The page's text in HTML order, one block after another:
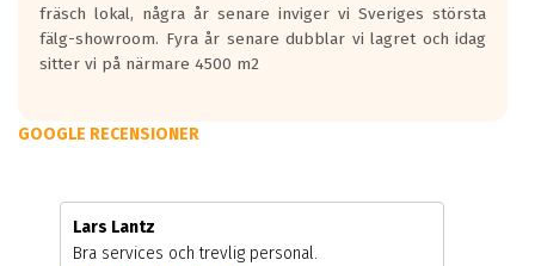
fräsch lokal, några år senare inviger vi Sveriges största
fälg-showroom. Fyra år senare dubblar vi lagret och idag
sitter vi på närmare 4500 m2
GOOGLE RECENSIONER
Lars Lantz
Bra services och trevlig personal.